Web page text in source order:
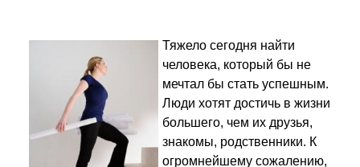
Тяжело сегодня найти
человека, который бы не
мечтал бы стать успешным.
Люди хотят достичь в жизни
большего, чем их друзья,
знакомы, родственники. К
огромнейшему сожалению,